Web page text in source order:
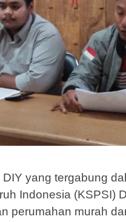
yang tergabung
Indonesia (KSPSI)
perumahan murah